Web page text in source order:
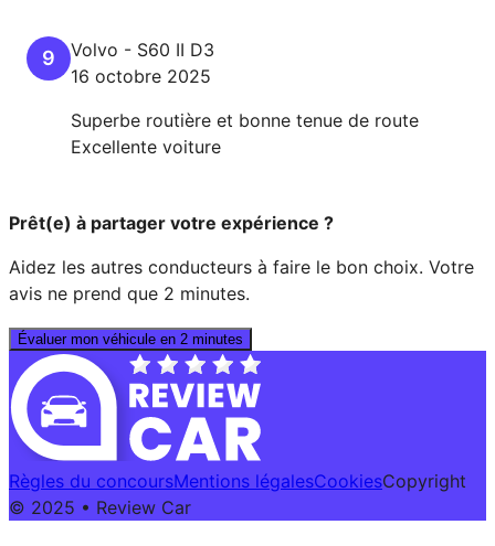
9 Volvo - S60 II D3
16 octobre 2025
Superbe routière et bonne tenue de route
Excellente voiture
Prêt(e) à partager votre expérience ?
Aidez les autres conducteurs à faire le bon choix. Votre
avis ne prend que 2 minutes.
Évaluer mon véhicule en 2 minutes
Règles du concoursMentions légalesCookiesCopyright
© 2025 • Review Car